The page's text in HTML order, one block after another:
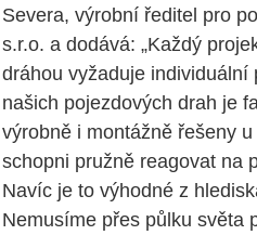
Severa, výrobní ředitel pro
s.r.o. a dodává: „Každý
dráhou vyžaduje individuální
našich pojezdových drah je
výrobně i montážně řešeny
schopni pružně reagovat na
Navíc je to výhodné z
Nemusíme přes půlku světa